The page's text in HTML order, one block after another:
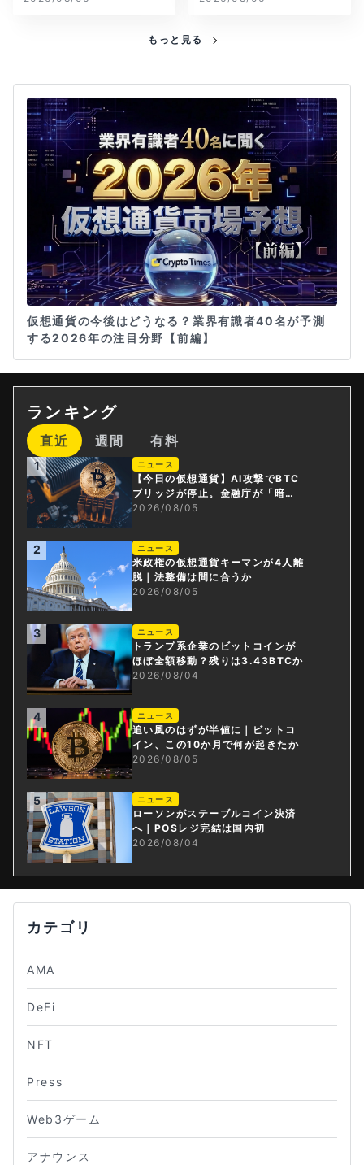
もっと見る
仮想通貨の今後はどうなる？業界有識者40名が予測
する2026年の注目分野【前編】
ランキング
直近 週間 有料
1 ニュース
【今日の仮想通貨】AI攻撃でBTC
ブリッジが停止。金融庁が「暗号
資産・ステーブルコイン課」新設
2026/08/05
2 ニュース
米政権の仮想通貨キーマンが4人離
脱｜法整備は間に合うか
2026/08/05
3 ニュース
トランプ系企業のビットコインが
ほぼ全額移動？残りは3.43BTCか
2026/08/04
4 ニュース
追い風のはずが半値に｜ビットコ
イン、この10か月で何が起きたか
2026/08/05
5 ニュース
ローソンがステーブルコイン決済
へ｜POSレジ完結は国内初
2026/08/04
カテゴリ
AMA
DeFi
NFT
Press
Web3ゲーム
アナウンス